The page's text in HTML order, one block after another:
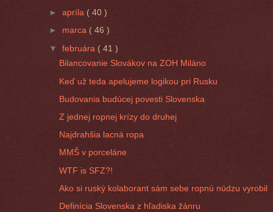
►apríla ( 40 )
► marca ( 46 )
▼februára ( 41 )
Bilancovanie Slovákov na ZOH Miláno
Keď už teda apelujeme logikou pri Rusku
Budovania budúcej povesti Slovenska
Z jednej ropnej krízy do druhej
Najdrahšia lacná ropa
MMŠ v porceláne
WTF is SFZ?!
Ako si ruský kolaborant sám sebe ropnú núdzu vyrobil
Definícia Slovenska z hľadiska žánru